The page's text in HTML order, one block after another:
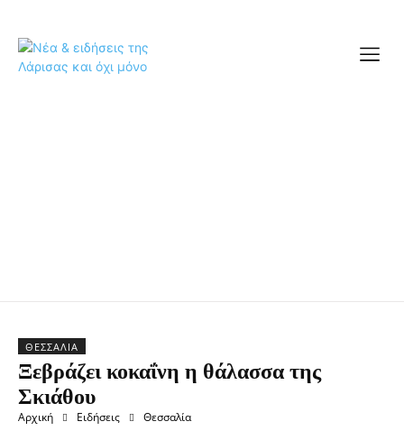
ΘΕΣΣΑΛΊΑ
Ξεβράζει κοκαΐνη η θάλασσα της
Σκιάθου
Αρχική Ειδήσεις Θεσσαλία